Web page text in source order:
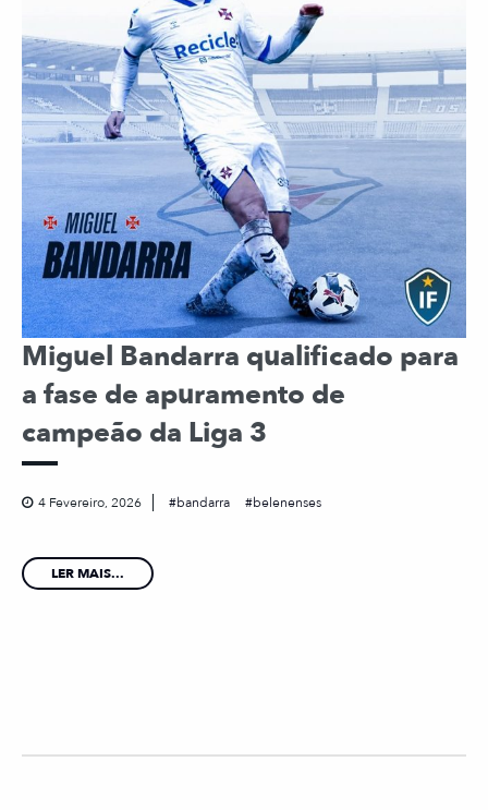
Miguel Bandarra qualificado para
a fase de apuramento de
campeão da Liga 3
4 Fevereiro, 2026 bandarra belenenses
LER MAIS...